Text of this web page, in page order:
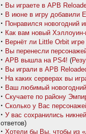
· Вы играете в APB
· В июне в игру добавили
· Понравился новогодний
· Как вам новый Хэллоуин-
· Вернёт ли Little Orbit
· Вы перенесли
· APB вышла на PS4! (
· Вы играли в APB
· На каких серверах вы
· Ваш любимый
· Скучаете по району
· Сколько у Вас
· У вас сохранились
ответов)
· Хотели бы Вы, чтобы из